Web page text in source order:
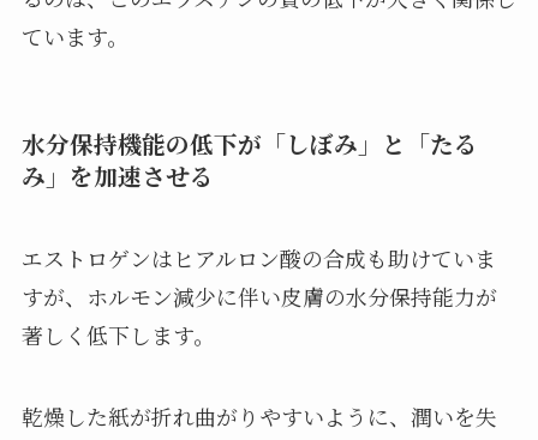
ています。
水分保持機能の低下が「しぼみ」と「たる
み」を加速させる
エストロゲンはヒアルロン酸の合成も助けていま
すが、ホルモン減少に伴い皮膚の水分保持能力が
著しく低下します。
乾燥した紙が折れ曲がりやすいように、潤いを失